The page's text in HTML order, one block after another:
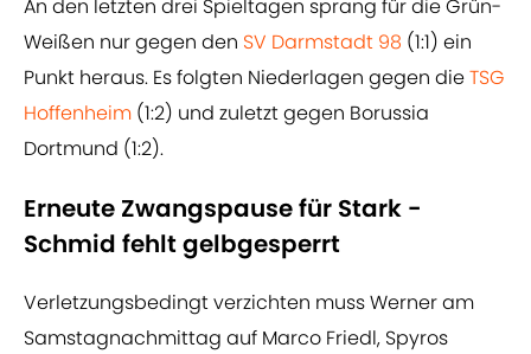
An den letzten drei Spieltagen sprang für die Grün-
Weißen nur gegen den SV Darmstadt 98 (1:1) ein
Punkt heraus. Es folgten Niederlagen gegen dieTSG
Hoffenheim (1:2) und zuletzt gegen Borussia
Dortmund (1:2).
Erneute Zwangspause für Stark -
Schmid fehlt gelbgesperrt
Verletzungsbedingt verzichten muss Werner am
Samstagnachmittag auf Marco Friedl, Spyros